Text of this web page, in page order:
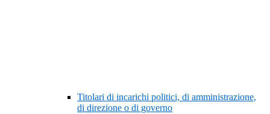
Titolari di incarichi politici, di amministrazione,
di direzione o di governo